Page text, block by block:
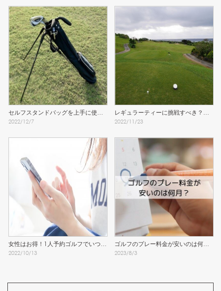
セルフスタンドバッグを上手に使う
ために知っておきたい注意点
2022/12/7
レギュラーティーに挑戦すべき？女
子のティーグラウンド問題
2022/11/23
女性はお得！1人予約ゴルフでいつで
もラウンド！
2022/10/13
ゴルフのプレー料金が安いのは何
月？
2023/8/3